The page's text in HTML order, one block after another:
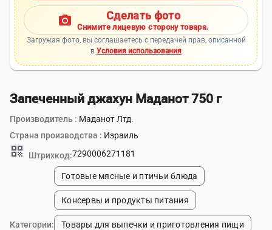
photo_camera Сделать фото
Снимите лицевую сторону товара.
Загружая фото, вы соглашаетесь с передачей прав, описанной
в Условия использования
Запеченный джахун Маданот 750 г
Производитель : Маданот Лтд.
Страна производства : Израиль
qr_code Штрихкод:7290006271181
Категории:
Готовые мясные и птичьи блюда
Консервы и продукты питания
Товары для выпечки и приготовления пищи